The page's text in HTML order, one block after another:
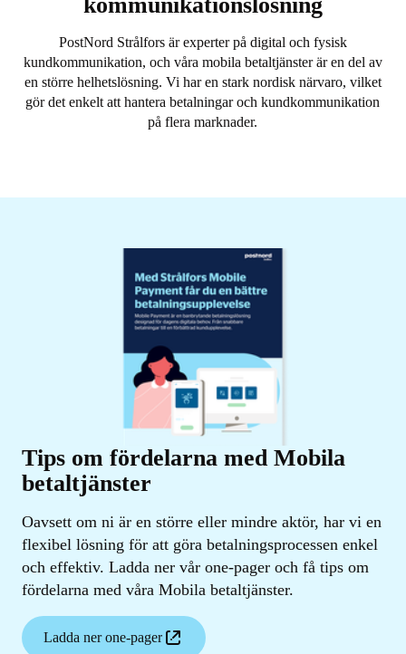
PostNord Strålfors är experter på digital och fysisk
kundkommunikation, och våra mobila betaltjänster är en del av
en större helhetslösning. Vi har en stark nordisk närvaro, vilket
gör det enkelt att hantera betalningar och kundkommunikation
på flera marknader.
Tips om fördelarna med Mobila
betaltjänster
Oavsett om ni är en större eller mindre aktör, har vi en
flexibel lösning för att göra betalningsprocessen enkel
och effektiv. Ladda ner vår one-pager och få tips om
fördelarna med våra Mobila betaltjänster.
Ladda ner one-pager